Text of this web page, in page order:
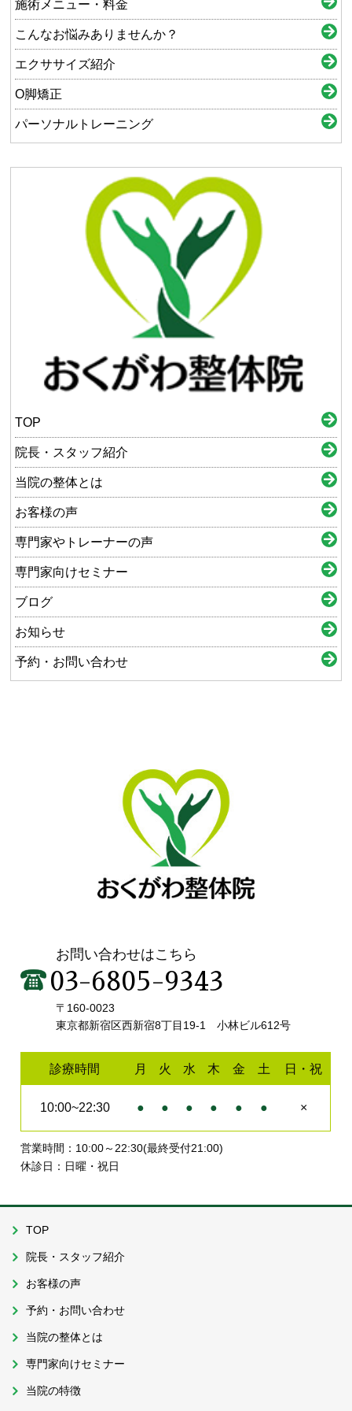
施術メニュー・料金
こんなお悩みありませんか？
エクササイズ紹介
O脚矯正
パーソナルトレーニング
TOP
院長・スタッフ紹介
当院の整体とは
お客様の声
専門家やトレーナーの声
専門家向けセミナー
ブログ
お知らせ
予約・お問い合わせ
お問い合わせはこちら
03-6805-9343
〒160-0023
東京都新宿区西新宿8丁目19-1 小林ビル612号
診療時間 月 火 水 木 金 土 日・祝
10:00~22:30 ● ● ● ● ● ● ×
営業時間：10:00～22:30(最終受付21:00)
休診日：日曜・祝日
TOP
院長・スタッフ紹介
お客様の声
予約・お問い合わせ
当院の整体とは
専門家向けセミナー
当院の特徴